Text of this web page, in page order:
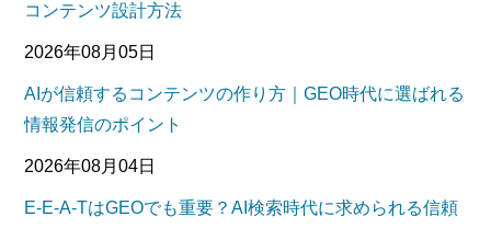
コンテンツ設計方法
2026年08月05日
AIが信頼するコンテンツの作り方｜GEO時代に選ばれる
情報発信のポイント
2026年08月04日
E-E-A-TはGEOでも重要？AI検索時代に求められる信頼